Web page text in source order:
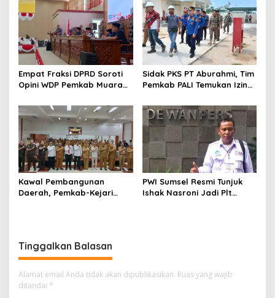
Empat Fraksi DPRD Soroti
Opini WDP Pemkab Muara
Kelola Keuangan
Sidak PKS PT Aburahmi, Tim
Pemkab PALI Temukan Izin
Kawal Pembangunan
Daerah, Pemkab-Kejari
PWI Sumsel Resmi Tunjuk
Ishak Nasroni Jadi Plt
Tinggalkan Balasan
Alamat email Anda tidak akan dipublikasikan. Ruas yang wajib
ditandai *